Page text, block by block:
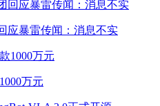
应暴雷传闻：消息不实
万元